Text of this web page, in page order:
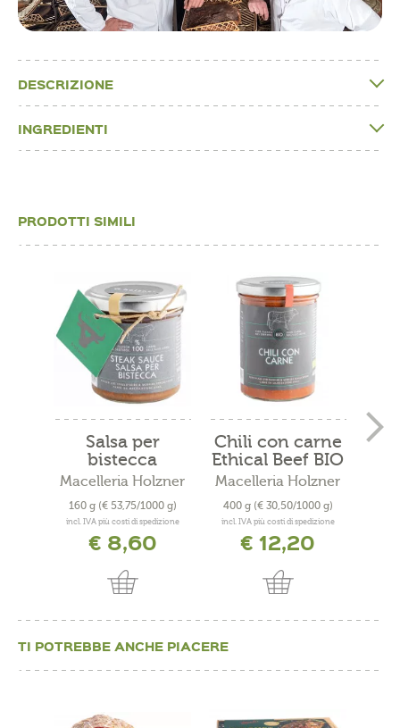
DESCRIZIONE
INGREDIENTI
PRODOTTI SIMILI
Salsa per
bistecca
Ethical...
Macelleria Holzner
160 g (€ 53,75/1000 g)
incl. IVA più costi di spedizione
€ 8,60
Chili con carne
Ethical Beef BIO
Macelleria Holzner
400 g (€ 30,50/1000 g)
incl. IVA più costi di spedizione
€ 12,20
TI POTREBBE ANCHE PIACERE